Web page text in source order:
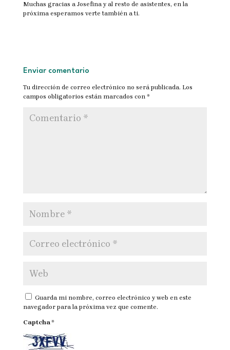
Muchas gracias a Josefina y al resto de asistentes, en la
próxima esperamos verte también a ti.
Enviar comentario
Tu dirección de correo electrónico no será publicada. Los
campos obligatorios están marcados con *
Guarda mi nombre, correo electrónico y web en este
navegador para la próxima vez que comente.
Captcha*